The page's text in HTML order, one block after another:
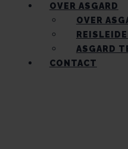
OVER ASGARD
OVER
ASGARD
CONTACT